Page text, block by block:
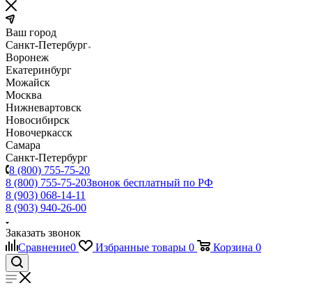
Ваш город
Санкт-Петербург
Воронеж
Екатеринбург
Можайск
Москва
Нижневартовск
Новосибирск
Новочеркасск
Самара
Санкт-Петербург
8 (800) 755-75-20
8 (800) 755-75-20Звонок бесплатный по РФ
8 (903) 068-14-11
8 (903) 940-26-00
Заказать звонок
Сравнение0 Избранные товары 0 Корзина 0